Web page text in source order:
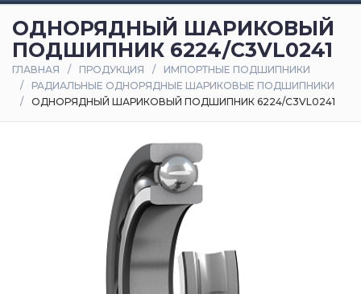
и
статьи
Оплата
доставка
ОДНОРЯДНЫЙ ШАРИКОВЫЙ
ПОДШИПНИК 6224/C3VL0241
ГЛАВНАЯ ПРОДУКЦИЯ
ИМПОРТНЫЕ ПОДШИПНИКИ
РАДИАЛЬНЫЕ ОДНОРЯДНЫЕ ШАРИКОВЫЕ ПОДШИПНИКИ
ОДНОРЯДНЫЙ ШАРИКОВЫЙ ПОДШИПНИК 6224/C3VL0241